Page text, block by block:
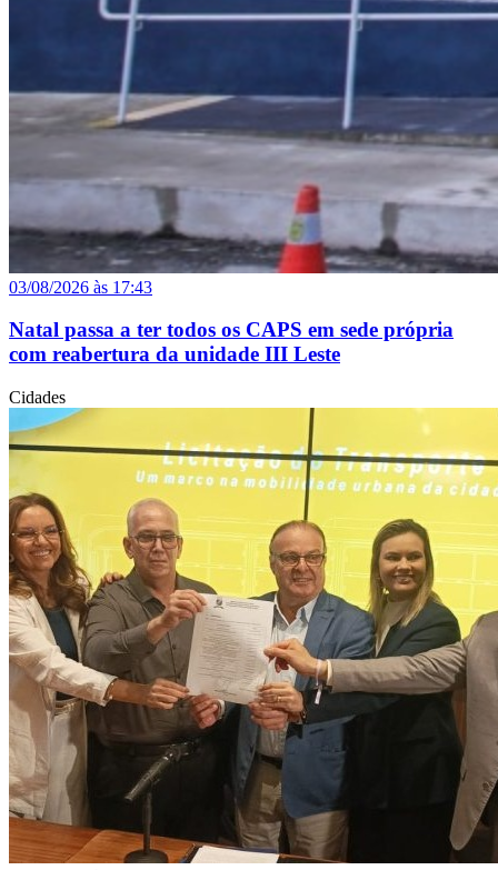
03/08/2026 às 17:43
Natal passa a ter todos os CAPS em sede própria
com reabertura da unidade III Leste
Cidades